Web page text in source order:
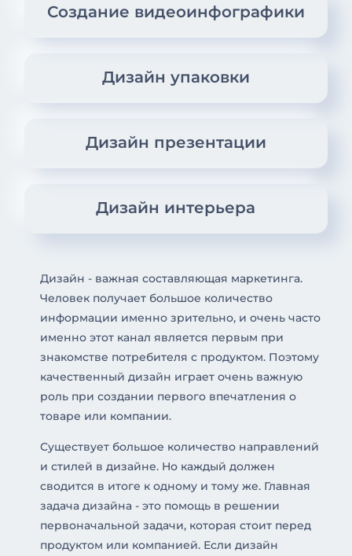
Создание видеоинфографики
Дизайн упаковки
Дизайн презентации
Дизайн интерьера
Дизайн - важная составляющая маркетинга.
Человек получает большое количество
информации именно зрительно, и очень часто
именно этот канал является первым при
знакомстве потребителя с продуктом. Поэтому
качественный дизайн играет очень важную
роль при создании первого впечатления о
товаре или компании.
Существует большое количество направлений
и стилей в дизайне. Но каждый должен
сводится в итоге к одному и тому же. Главная
задача дизайна - это помощь в решении
первоначальной задачи, которая стоит перед
продуктом или компанией. Если дизайн